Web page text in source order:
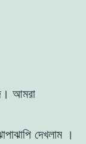
। আমরা
দেখলাম ।